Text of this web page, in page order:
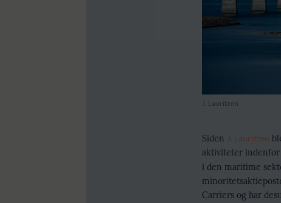
J. Lauritzen
Siden J. Lauritzen
aktiviteter indenfor
i den maritime
Carriers og har